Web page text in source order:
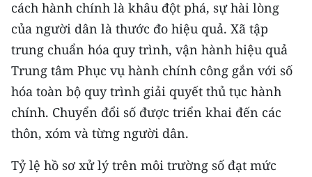
Media Pháp luật
Media Du lịch
Media Thế giới
Media Thể thao
cách hành chính là khâu đột phá, sự hài lòng
của người dân là thước đo hiệu quả. Xã tập
trung chuẩn hóa quy trình, vận hành hiệu quả
Trung tâm Phục vụ hành chính công gắn với số
hóa toàn bộ quy trình giải quyết thủ tục hành
chính. Chuyển đổi số được triển khai đến các
thôn, xóm và từng người dân.
Tỷ lệ hồ sơ xử lý trên môi trường số đạt mức